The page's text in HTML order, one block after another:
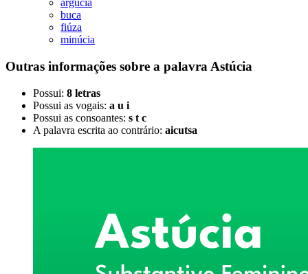
argúcia
buca
fiúza
minúcia
Outras informações sobre a palavra Astúcia
Possui: 8 letras
Possui as vogais: a u i
Possui as consoantes: s t c
A palavra escrita ao contrário: aicutsa